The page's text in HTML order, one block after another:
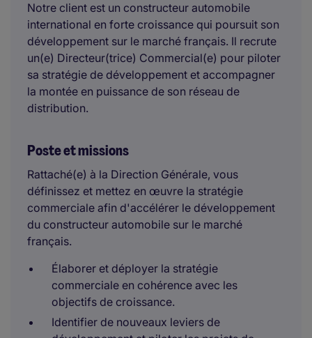
Notre client est un constructeur automobile
international en forte croissance qui poursuit son
développement sur le marché français. Il recrute
un(e) Directeur(trice) Commercial(e) pour piloter
sa stratégie de développement et accompagner
la montée en puissance de son réseau de
distribution.
Poste et missions
Rattaché(e) à la Direction Générale, vous
définissez et mettez en œuvre la stratégie
commerciale afin d'accélérer le développement
du constructeur automobile sur le marché
français.
Élaborer et déployer la stratégie
commerciale en cohérence avec les
objectifs de croissance.
Identifier de nouveaux leviers de